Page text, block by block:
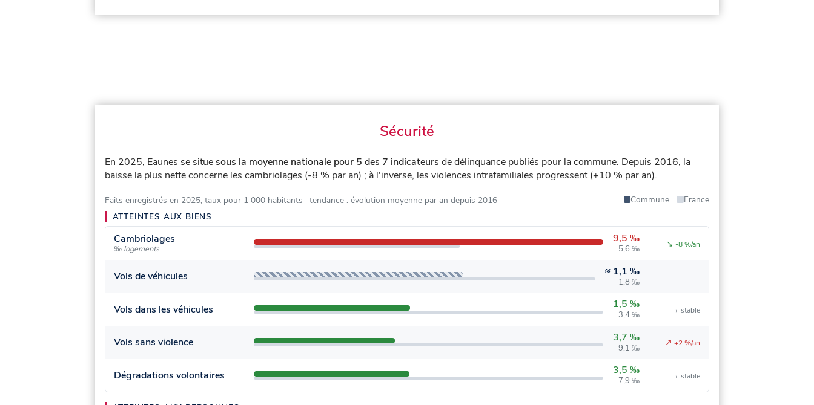
Sécurité
En 2025, Eaunes se situesous la moyenne nationale pour 5 des 7 indicateurs de délinquance publiés pour la commune. Depuis 2016, la
baisse la plus nette concerne les cambriolages (-8 % par an) ; à l'inverse, les violences intrafamiliales progressent (+10 % par an).
Faits enregistrés en 2025, taux pour 1 000 habitants · tendance : évolution moyenne par an depuis 2016 Commune
France
ATTEINTES AUX BIENS
Cambriolages
‰ logements
9,5 ‰
5,6 ‰ ↘ -8 %/an
Vols de véhicules ≈ 1,1 ‰
1,8 ‰
Vols dans les véhicules 1,5 ‰
3,4 ‰ → stable
Vols sans violence 3,7 ‰
9,1 ‰ ↗ +2 %/an
Dégradations volontaires 3,5 ‰
7,9 ‰ → stable